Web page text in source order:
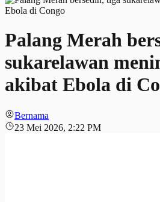
Palang Merah
sukarelawan
akibat Ebola di
Bernama
23 Mei 2026, 2:22 PM